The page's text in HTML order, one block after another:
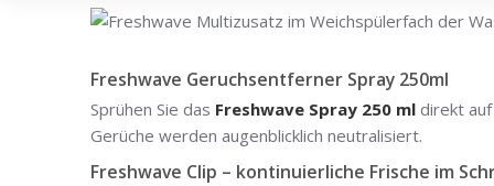
Freshwave Geruchsentferner Spray 250ml
Sprühen Sie das Freshwave Spray 250 ml direkt
Gerüche werden augenblicklich neutralisiert.
Freshwave Clip – kontinuierliche Frische im